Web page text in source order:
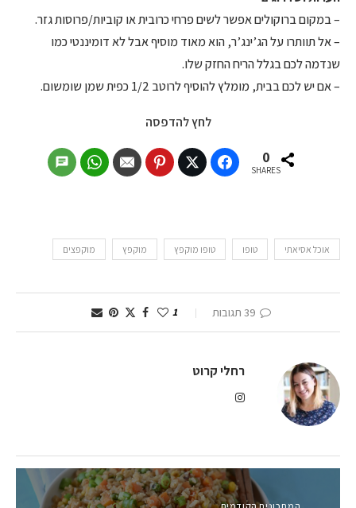
– במקום ברוקולים אפשר לשים פרחי כרובית או קוביות/פרוסות גזר.
– אל תוותרו על הג’ינג’ר, הוא מאוד מוסיף אבל לא דומיננטי כמו
שנדמה לכם בגלל הריח החזק שלו.
– אם יש לכם בבית, מומלץ להוסיף לרוטב 1/2 כפית שמן שומשום.
לחץ להדפסה
0
SHARES
אוכל אסיאתי טופו טופו מוקפץ מוקפץ מוקפצים
39 תגובות 1
רחלי קרוט